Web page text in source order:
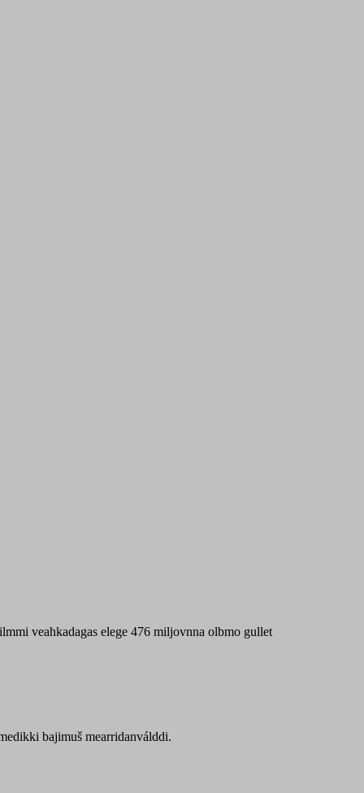
veahkadagas elege 476 miljovnna olbmo gullet
bajimuš mearridanválddi.